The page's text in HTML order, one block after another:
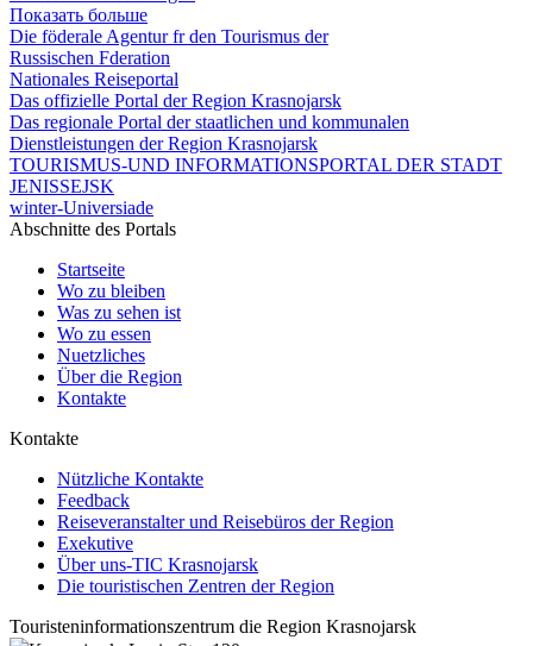
Показать больше
Die föderale Agentur fr den Tourismus der
Russischen Fderation
Nationales Reiseportal
Das offizielle Portal der Region Krasnojarsk
Das regionale Portal der staatlichen und kommunalen
Dienstleistungen der Region Krasnojarsk
TOURISMUS-UND INFORMATIONSPORTAL DER STADT
JENISSEJSK
winter-Universiade
Abschnitte des Portals
Startseite
Wo zu bleiben
Was zu sehen ist
Wo zu essen
Nuetzliches
Über die Region
Kontakte
Kontakte
Nützliche Kontakte
Feedback
Reiseveranstalter und Reisebüros der Region
Exekutive
Über uns-TIC Krasnojarsk
Die touristischen Zentren der Region
Touristeninformationszentrum die Region Krasnojarsk